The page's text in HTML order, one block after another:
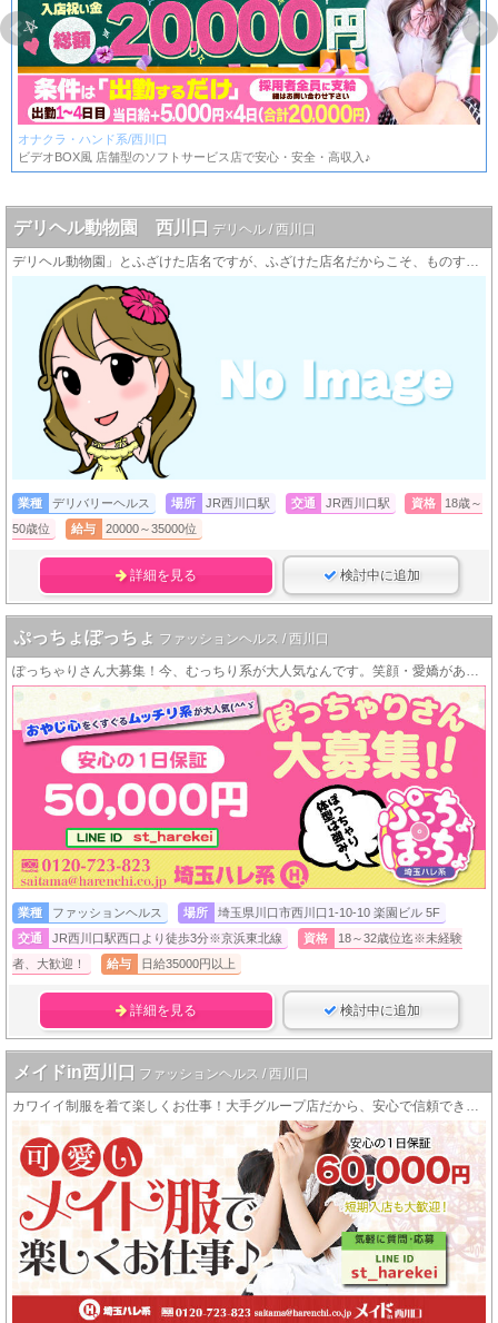
オナクラ・ハンド系/西川口
ビデオBOX風 店舗型のソフトサービス店で安心・安全・高収入♪
デリヘル動物園 西川口 デリヘル / 西川口
デリヘル動物園」とふざけた店名ですが、ふざけた店名だからこそ、ものすごく電話が鳴ります。
業種 デリバリーヘルス 場所 JR西川口駅 交通 JR西川口駅 資格
18歳～
50歳位
給与 20000～35000位
詳細を見る 検討中に追加
ぷっちょぽっちょ ファッションヘルス / 西川口
ぽっちゃりさん大募集！今、むっちり系が大人気なんです。笑顔・愛嬌があればOK！
業種 ファッションヘルス 場所
埼玉県川口市西川口1-10-10 楽園ビル 5F
交通
JR西川口駅西口より徒歩3分※京浜東北線 資格
18～32歳位迄※未経験
者、大歓迎！
給与 日給35000円以上
詳細を見る 検討中に追加
メイドin西川口 ファッションヘルス / 西川口
カワイイ制服を着て楽しくお仕事！大手グループ店だから、安心で信頼できる特典がいっぱい！